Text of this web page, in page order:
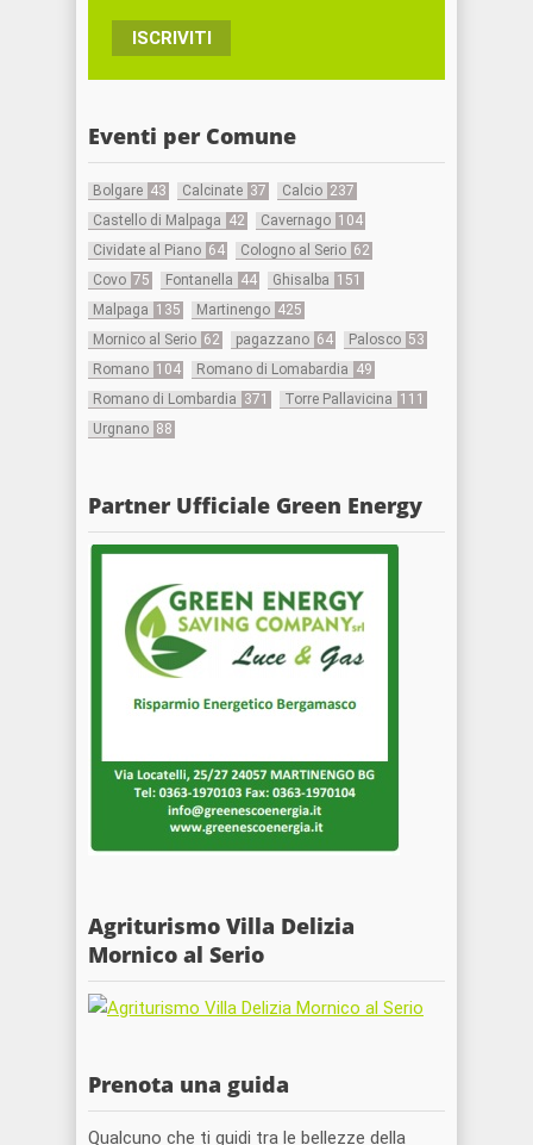
ISCRIVITI
Eventi per Comune
Bolgare 43 Calcinate 37 Calcio 237
Castello di Malpaga 42 Cavernago 104
Cividate al Piano 64 Cologno al Serio 62
Covo 75 Fontanella 44 Ghisalba 151
Malpaga 135 Martinengo 425
Mornico al Serio 62 pagazzano 64 Palosco 53
Romano 104 Romano di Lomabardia 49
Romano di Lombardia 371 Torre Pallavicina 111
Urgnano 88
Partner Ufficiale Green Energy
Agriturismo Villa Delizia
Mornico al Serio
Prenota una guida
Qualcuno che ti guidi tra le bellezze della